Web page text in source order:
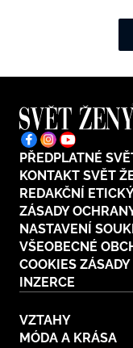
PŘEDPLATNÉ
KONTAKT SVĚT
REDAKČNÍ
ZÁSADY
NASTAVENÍ
VŠEOBECNÉ
COOKIES ZÁSADY
INZERCE
VZTAHY
MÓDA A KRÁSA